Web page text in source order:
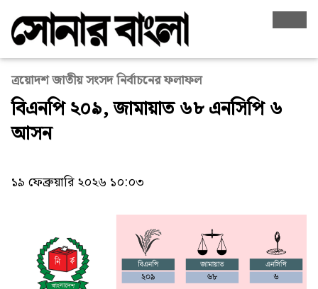
ত্রয়োদশ জাতীয় সংসদ নির্বাচনের ফলাফল
বিএনপি ২০৯, জামায়াত ৬৮ এনসিপি ৬
আসন
১৯ ফেব্রুয়ারি ২০২৬ ১০:০৩